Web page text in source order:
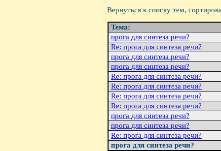
Вернуться к списку тем,
Тема:
прога для синтеза речи?
Re: прога для синтеза речи?
прога для синтеза речи?
прога для синтеза речи?
Re: прога для синтеза речи?
Re: прога для синтеза речи?
Re: прога для синтеза речи?
Re: прога для синтеза речи?
прога для синтеза речи?
прога для синтеза речи?
Re: прога для синтеза речи?
прога для синтеза речи?